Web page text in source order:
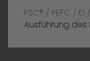
FSC® / PEFC / E1
Ausführung des